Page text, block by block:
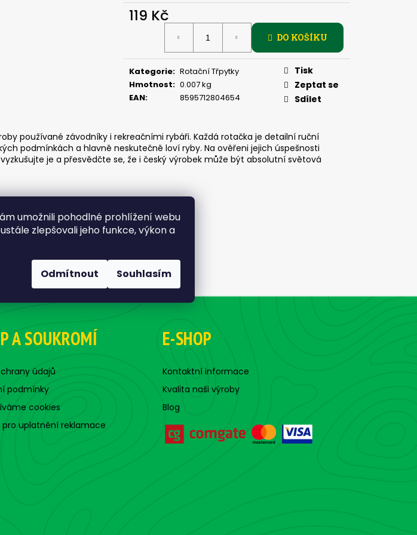
umožnili pohodlné prohlížení webu
zlepšovali jeho funkce, výkon a
Odmítnout Souhlasím
119 Kč
DO KOŠÍKU
Kategorie: Rotační Třpytky
Hmotnost: 0.007 kg
EAN: 8595712804654
Tisk
Zeptat se
Sdílet
používané závodníky i rekreačními rybáři. Každá rotačka je detailní ruční
podmínkách a hlavně neskutečně loví ryby. Na ověřeni jejich úspešnosti
je a přesvědčte se, že i český výrobek může být absolutní světová
ČIHÁTKO PŘED ŠPIČKU - KULIČKA 30 MM
A SOUKROMÍ
údajů
podmínky
cookies
pro uplatnění reklamace
E-SHOP
Kontaktní informace
Kvalita naši výroby
Blog